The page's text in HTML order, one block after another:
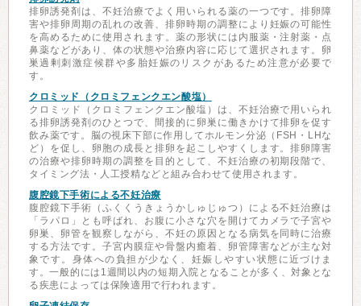
排卵誘発剤は、不妊治療でよく用いられる薬の一つです。排卵障
害や排卵周期の乱れの改善、排卵時期の調整により妊娠の可能性
を高めるために使用されます。薬の形状には内服薬・注射薬・点
鼻薬などがあり、体の状態や治療内容に応じて選択されます。卵
巣過剰刺激症候群や多胎妊娠のリスクがあるため注意が必要で
す。
クロミッド（クロミフェンクエン酸塩）
クロミッド（クロミフェンクエン酸塩）は、不妊治療で用いられ
る排卵誘発剤のひとつで、間接的に卵巣に働きかけて排卵を促す
飲み薬です。脳の視床下部に作用してホルモン分泌（FSH・LHな
ど）を促し、卵胞の成長と排卵を起こしやすくします。排卵障害
の治療や排卵時期の調整を目的として、不妊治療の初期段階で、
タイミング法・人工授精などと組み合わせて使用されます。
腹腔鏡下手術による不妊治療
腹腔鏡下手術（ふくくうきょうかしゅじゅつ）による不妊治療は
「ラパロ」とも呼ばれ、お腹に小さな穴を開けてカメラで子宮や
卵巣、卵管を観察しながら、不妊の原因となる病気を同時に治療
する方法です。子宮内膜症や骨盤内癒着、卵管障害などが主な対
象です。身体への負担が少なく、妊娠しやすい状態に近づけま
す。一般的には1週間以内の短期入院となることが多く、対象とな
る疾患によっては保険適用で行われます。